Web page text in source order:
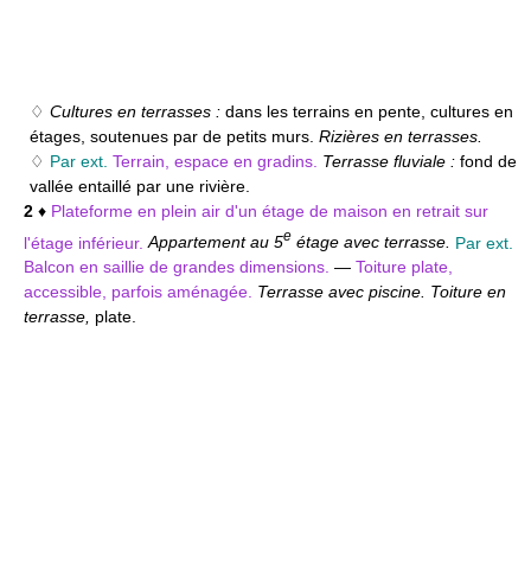
♢ Cultures en terrasses : dans les terrains en pente, cultures en
étages, soutenues par de petits murs. Rizières en terrasses.
♢ Par ext. Terrain, espace en gradins. Terrasse fluviale : fond de
vallée entaillé par une rivière.
2 ♦ Plateforme en plein air d'un étage de maison en retrait sur
l'étage inférieur.Appartement au 5e étage avec terrasse. Par ext.
Balcon en saillie de grandes dimensions. — Toiture plate,
accessible, parfois aménagée. Terrasse avec piscine. Toiture en
terrasse, plate.